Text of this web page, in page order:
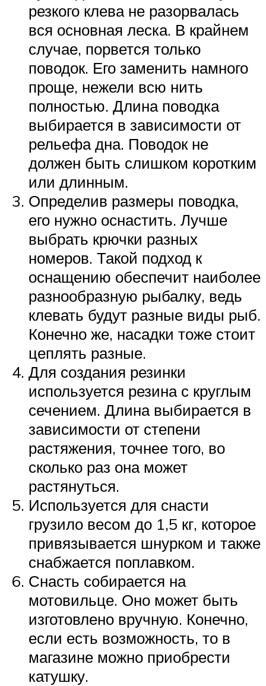
резкого клева не разорвалась
вся основная леска. В крайнем
случае, порвется только
поводок. Его заменить намного
проще, нежели всю нить
полностью. Длина поводка
выбирается в зависимости от
рельефа дна. Поводок не
должен быть слишком коротким
или длинным.
Определив размеры поводка,
его нужно оснастить. Лучше
выбрать крючки разных
номеров. Такой подход к
оснащению обеспечит наиболее
разнообразную рыбалку, ведь
клевать будут разные виды рыб.
Конечно же, насадки тоже стоит
цеплять разные.
Для создания резинки
используется резина с круглым
сечением. Длина выбирается в
зависимости от степени
растяжения, точнее того, во
сколько раз она может
растянуться.
Используется для снасти
грузило весом до 1,5 кг, которое
привязывается шнурком и также
снабжается поплавком.
Снасть собирается на
мотовильце. Оно может быть
изготовлено вручную. Конечно,
если есть возможность, то в
магазине можно приобрести
катушку.